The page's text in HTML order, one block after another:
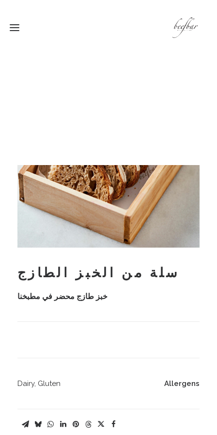
سلة من الخبز الطازج
خبز طازج محضر في مطبخنا
Allergens
Dairy, Gluten